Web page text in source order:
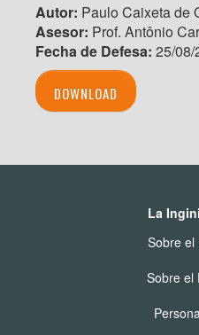
Autor: Paulo Caixeta de
Asesor: Prof. Antônio
Fecha de Defesa: 25/08/
DOWNLOAD
La
Sobre el
Sobre el